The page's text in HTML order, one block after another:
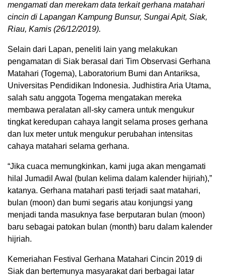
mengamati dan merekam data terkait gerhana matahari
cincin di Lapangan Kampung Bunsur, Sungai Apit, Siak,
Riau, Kamis (26/12/2019).
Selain dari Lapan, peneliti lain yang melakukan
pengamatan di Siak berasal dari Tim Observasi Gerhana
Matahari (Togema), Laboratorium Bumi dan Antariksa,
Universitas Pendidikan Indonesia. Judhistira Aria Utama,
salah satu anggota Togema mengatakan mereka
membawa peralatan all-sky camera untuk mengukur
tingkat keredupan cahaya langit selama proses gerhana
dan lux meter untuk mengukur perubahan intensitas
cahaya matahari selama gerhana.
“Jika cuaca memungkinkan, kami juga akan mengamati
hilal Jumadil Awal (bulan kelima dalam kalender hijriah),”
katanya. Gerhana matahari pasti terjadi saat matahari,
bulan (moon) dan bumi segaris atau konjungsi yang
menjadi tanda masuknya fase berputaran bulan (moon)
baru sebagai patokan bulan (month) baru dalam kalender
hijriah.
Kemeriahan Festival Gerhana Matahari Cincin 2019 di
Siak dan bertemunya masyarakat dari berbagai latar